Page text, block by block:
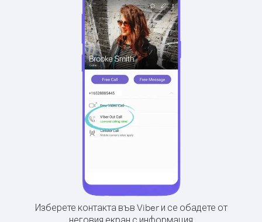
Изберете контакта във Viber и се обадете от
неговия екран с информация